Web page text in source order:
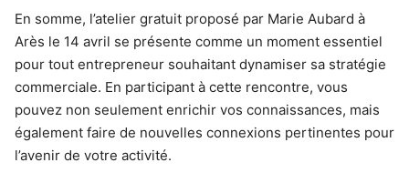
En somme, l’atelier gratuit proposé par Marie Aubard à
Arès le 14 avril se présente comme un moment essentiel
pour tout entrepreneur souhaitant dynamiser sa stratégie
commerciale. En participant à cette rencontre, vous
pouvez non seulement enrichir vos connaissances, mais
également faire de nouvelles connexions pertinentes pour
l’avenir de votre activité.